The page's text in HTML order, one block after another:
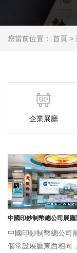
您當前位置： 首頁 >
企業展廳
中國印鈔制幣總公司展廳
中國印鈔制幣總公司
個常設展廳東西相向